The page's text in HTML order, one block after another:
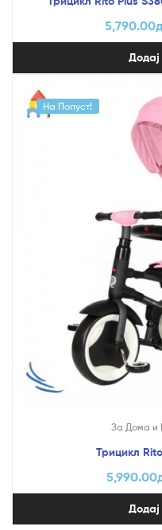
5,790.00
На Попуст!
За Дома и
Трицикл
5,990.00